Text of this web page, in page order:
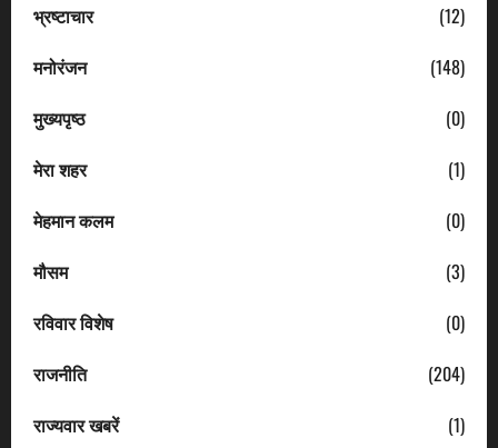
भ्रष्टाचार
(12)
मनोरंजन
(148)
मुख्यपृष्ठ
(0)
मेरा शहर
(1)
मेहमान कलम
(0)
मौसम
(3)
रविवार विशेष
(0)
राजनीति
(204)
राज्यवार खबरें
(1)